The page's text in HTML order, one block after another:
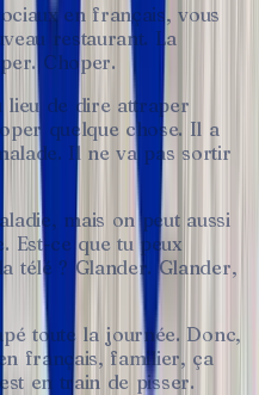
en français, vous
restaurant. La
Choper.
lieu de dire attraper
quelque chose. Il a
Il ne va pas sortir
mais on peut aussi
Est-ce que tu peux
la télé ? Glander. Glander,
toute la journée. Donc,
français, familier, ça
est en train de pisser.